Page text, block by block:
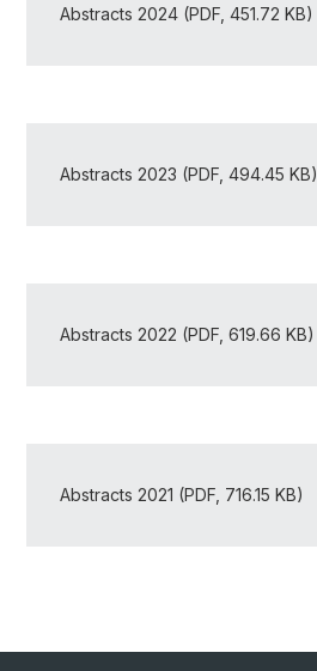
Abstracts 2024 (PDF, 451.72 KB)
Abstracts 2023 (PDF, 494.45 KB)
Abstracts 2022 (PDF, 619.66 KB)
Abstracts 2021 (PDF, 716.15 KB)